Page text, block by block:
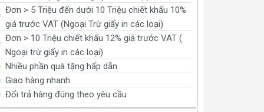
Đơn > 5 Triệu đến dưới 10 Triệu chiết khấu 10%
giá trước VAT (Ngoại Trừ giấy in các loại)
Đơn > 10 Triệu chiết khấu 12% giá trước VAT (
Ngoại trừ giấy in các loại)
Nhiều phần quà tặng hấp dẫn
Giao hàng nhanh
Đổi trả hàng đúng theo yêu cầu